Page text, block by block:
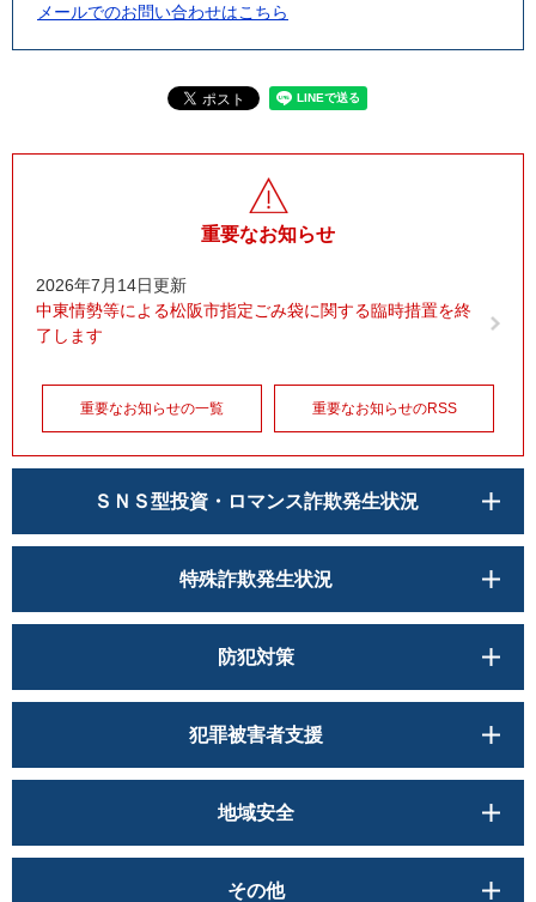
メールでのお問い合わせはこちら
重要なお知らせ
2026年7月14日更新
中東情勢等による松阪市指定ごみ袋に関する臨時措置を終
了します
重要なお知らせの一覧 重要なお知らせのRSS
ＳＮＳ型投資・ロマンス詐欺発生状況
特殊詐欺発生状況
防犯対策
犯罪被害者支援
地域安全
その他